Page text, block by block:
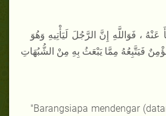
، فَوَاللَّهِ إِنَّ الرَّجُلَ لَيَأْتِيهِ وَهُوَ
"Barangsiapa mendengar